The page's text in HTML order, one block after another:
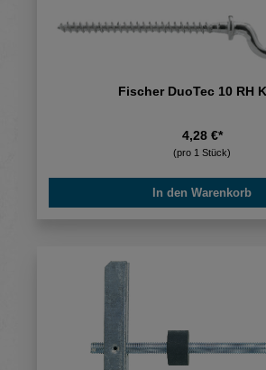
Fischer DuoTec 10 RH
4,28 €*
(pro 1 Stück)
In den Warenkorb